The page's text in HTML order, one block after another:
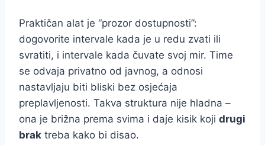
Praktičan alat je “prozor dostupnosti”:
dogovorite intervale kada je u redu zvati ili
svratiti, i intervale kada čuvate svoj mir. Time
se odvaja privatno od javnog, a odnosi
nastavljaju biti bliski bez osjećaja
preplavljenosti. Takva struktura nije hladna –
ona je brižna prema svima i daje kisik koji drugi
brak treba kako bi disao.